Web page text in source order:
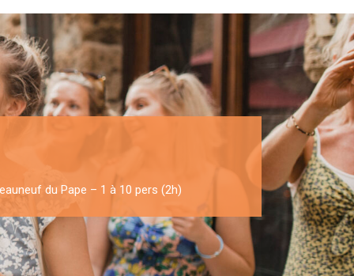
du Pape – 1 à 10 pers (2h)